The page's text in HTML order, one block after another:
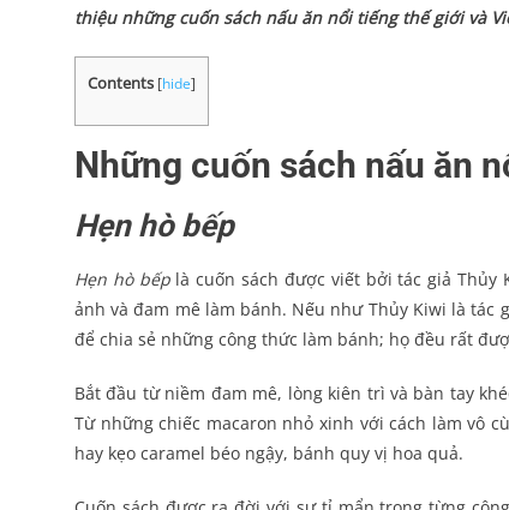
thiệu những cuốn sách nấu ăn nổi tiếng thế giới và
Contents [hide]
Những cuốn sách nấu ăn
Hẹn hò bếp
Hẹn hò bếplà cuốn sách được viết bởi tác giả Thủy
ảnh và đam mê làm bánh. Nếu như Thủy Kiwi là
để chia sẻ những công thức làm bánh; họ đều rất
Bắt đầu từ niềm đam mê, lòng kiên trì và bàn tay
Từ những chiếc macaron nhỏ xinh với cách làm vô
hay kẹo caramel béo ngậy, bánh quy vị hoa quả.